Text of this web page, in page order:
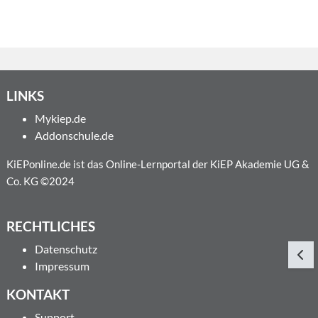
LINKS
Mykiep.de
Addonschule.de
KiEPonline.de ist das Online-Lernportal der KiEP Akademie UG &
Co. KG ©2024
RECHTLICHES
Datenschutz
Impressum
KONTAKT